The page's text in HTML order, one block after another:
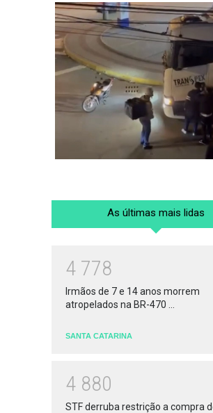
As últimas mais lidas
4 778
Irmãos de 7 e 14 anos morrem
atropelados na BR-470 ...
SANTA CATARINA
4 880
STF derruba restrição a compra